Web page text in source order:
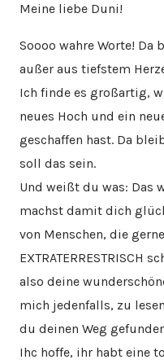
Meine liebe Duni!
Soooo wahre Worte!
außer aus tiefstem
Ich finde es großartig,
neues Hoch und ein
geschaffen hast. Da
soll das sein.
Und weißt du was: Das
machst damit dich
von Menschen, die
EXTRATERRESTRISCH
also deine
mich jedenfalls, zu
du deinen Weg
Ihc hoffe, ihr habt eine